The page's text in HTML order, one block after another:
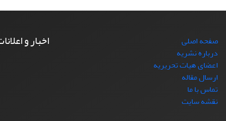
صفحه اصلی
درباره نشریه
اعضای هیات تحریریه
ارسال مقاله
تماس با ما
نقشه سایت
اخبار و